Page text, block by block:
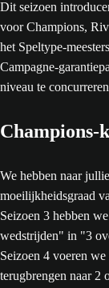
Dit seizoen
voor Champions,
het Speltype-
Campagne-
niveau te
We hebben naar
moeilijkheidsgraad
Seizoen 3 hebben
wedstrijden" in "3
Seizoen 4 voeren
terugbrengen naar 2